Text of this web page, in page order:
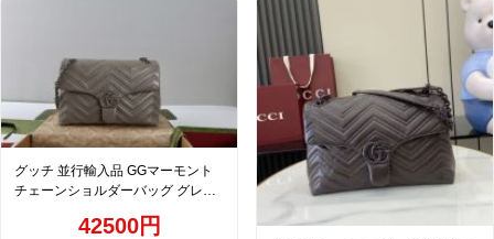
グッチ 並行輸入品 GGマーモント
チェーンショルダーバッグ グレー
42500円